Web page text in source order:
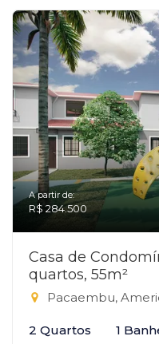
A partir de:
R$ 284.500
Casa de
quartos, 55m²
Pacaembu,
2 Quartos 1